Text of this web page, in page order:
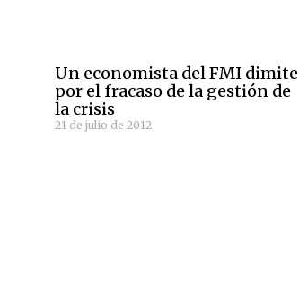
Un economista del FMI dimite
por el fracaso de la gestión de
la crisis
21 de julio de 2012